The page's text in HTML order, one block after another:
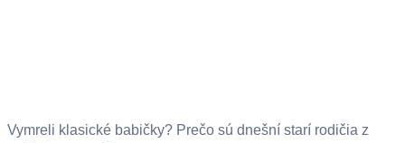
Vymreli klasické babičky? Prečo sú dnešní starí rodičia z